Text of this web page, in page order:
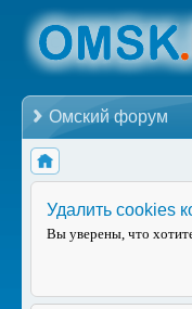
Омский форум
Удалить cookies
Вы уверены, что